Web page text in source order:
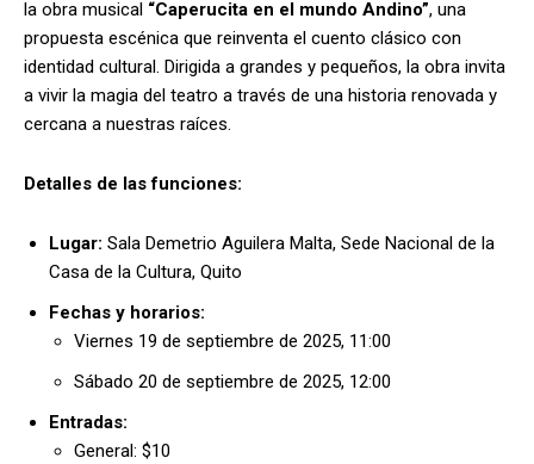
la obra musical “Caperucita en el mundo Andino”, una
propuesta escénica que reinventa el cuento clásico con
identidad cultural. Dirigida a grandes y pequeños, la obra invita
a vivir la magia del teatro a través de una historia renovada y
cercana a nuestras raíces.
Detalles de las funciones:
Lugar: Sala Demetrio Aguilera Malta, Sede Nacional de la
Casa de la Cultura, Quito
Fechas y horarios:
Viernes 19 de septiembre de 2025, 11:00
Sábado 20 de septiembre de 2025, 12:00
Entradas:
General: $10